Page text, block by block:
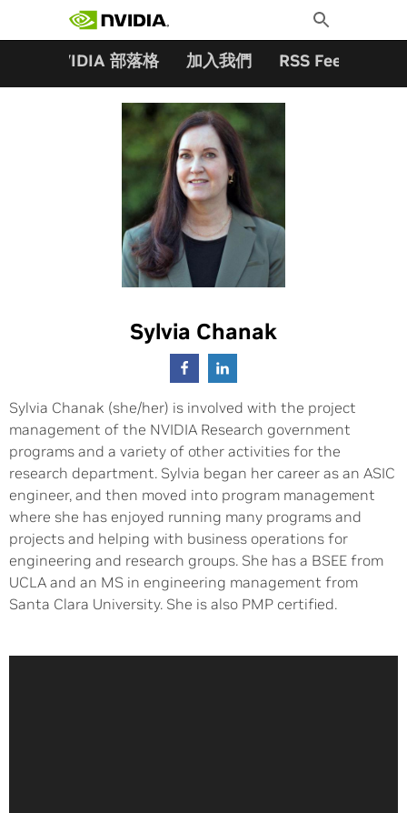
Toggle
Search
NVIDIA 部落格 加入我們 RSS Feeds
Sylvia Chanak
Sylvia Chanak (she/her) is involved with the project
management of the NVIDIA Research government
programs and a variety of other activities for the
research department. Sylvia began her career as an ASIC
engineer, and then moved into program management
where she has enjoyed running many programs and
projects and helping with business operations for
engineering and research groups. She has a BSEE from
UCLA and an MS in engineering management from
Santa Clara University. She is also PMP certified.